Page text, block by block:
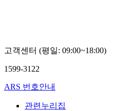
고객센터 (평일: 09:00~18:00)
1599-3122
ARS 번호안내
관련누리집